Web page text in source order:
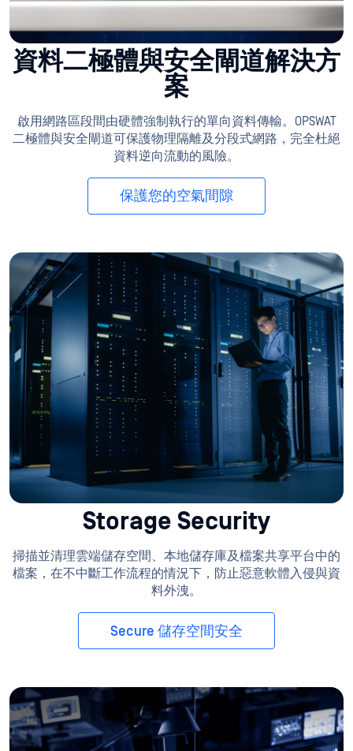
資料二極體與安全閘道解決方
案
啟用網路區段間由硬體強制執行的單向資料傳輸。OPSWAT
二極體與安全閘道可保護物理隔離及分段式網路，完全杜絕
資料逆向流動的風險。
保護您的空氣間隙
Storage Security
掃描並清理雲端儲存空間、本地儲存庫及檔案共享平台中的
檔案，在不中斷工作流程的情況下，防止惡意軟體入侵與資
料外洩。
Secure 儲存空間安全